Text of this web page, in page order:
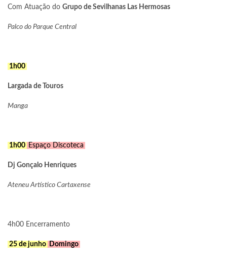
Com Atuação do Grupo de Sevilhanas Las Hermosas
Palco do Parque Central
1h00
Largada de Touros
Manga
1h00 Espaço Discoteca
Dj Gonçalo Henriques
Ateneu Artístico Cartaxense
4h00 Encerramento
25 de junho Domingo